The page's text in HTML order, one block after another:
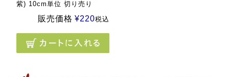
紫) 10cm単位 切り売り
販売価格 ¥220税込